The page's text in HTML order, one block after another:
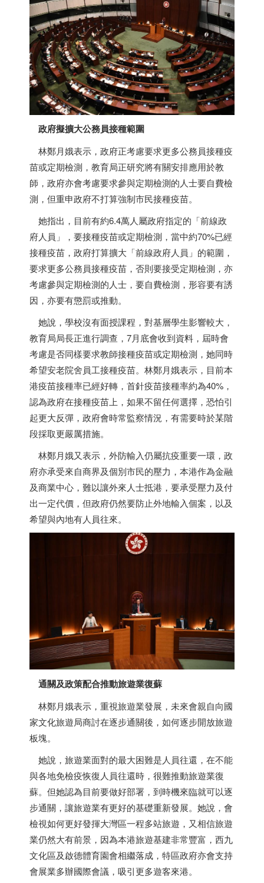
政府擬擴大公務員接種範圍
林鄭月娥表示，政府正考慮要求更多公務員接種疫
苗或定期檢測，教育局正研究將有關安排應用於教
師，政府亦會考慮要求參與定期檢測的人士要自費檢
測，但重申政府不打算強制市民接種疫苗。
她指出，目前有約6.4萬人屬政府指定的「前線政
府人員」，要接種疫苗或定期檢測，當中約70%已經
接種疫苗，政府打算擴大「前線政府人員」的範圍，
要求更多公務員接種疫苗，否則要接受定期檢測，亦
考慮參與定期檢測的人士，要自費檢測，形容要有誘
因，亦要有懲罰或推動。
她說，學校沒有面授課程，對基層學生影響較大，
教育局局長正進行調查，7月底會收到資料，屆時會
考慮是否同樣要求教師接種疫苗或定期檢測，她同時
希望安老院舍員工接種疫苗。林鄭月娥表示，目前本
港疫苗接種率已經好轉，首針疫苗接種率約為40%，
認為政府在接種疫苗上，如果不留任何選擇，恐怕引
起更大反彈，政府會時常監察情況，有需要時於某階
段採取更嚴厲措施。
林鄭月娥又表示，外防輸入仍屬抗疫重要一環，政
府亦承受來自商界及個別市民的壓力，本港作為金融
及商業中心，難以讓外來人士抵港，要承受壓力及付
出一定代價，但政府仍然要防止外地輸入個案，以及
希望與內地有人員往來。
通關及政策配合推動旅遊業復蘇
林鄭月娥表示，重視旅遊業發展，未來會親自向國
家文化旅遊局商討在逐步通關後，如何逐步開放旅遊
板塊。
她說，旅遊業面對的最大困難是人員往還，在不能
與各地免檢疫恢復人員往還時，很難推動旅遊業復
蘇。但她認為目前要做好部署，到時機來臨就可以逐
步通關，讓旅遊業有更好的基礎重新發展。她說，會
檢視如何更好發揮大灣區一程多站旅遊，又相信旅遊
業仍然大有前景，因為本港旅遊基建非常豐富，西九
文化區及啟德體育園會相繼落成，特區政府亦會支持
會展業多辦國際會議，吸引更多遊客來港。